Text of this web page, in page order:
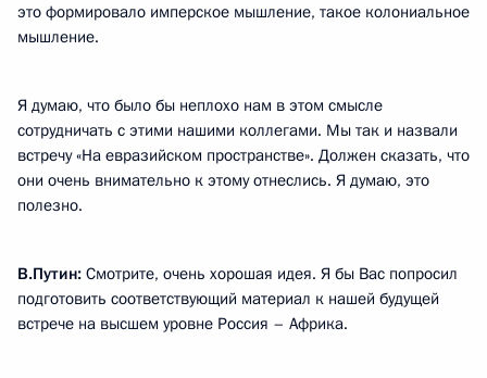
это формировало имперское мышление, такое колониальное
мышление.
Я думаю, что было бы неплохо нам в этом смысле
сотрудничать с этими нашими коллегами. Мы так и назвали
встречу «На евразийском пространстве». Должен сказать, что
они очень внимательно к этому отнеслись. Я думаю, это
полезно.
В.Путин: Смотрите, очень хорошая идея. Я бы Вас попросил
подготовить соответствующий материал к нашей будущей
встрече на высшем уровне Россия – Африка.